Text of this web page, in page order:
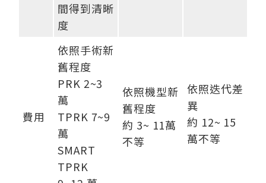
間得到清晰
度
費用
依照手術新
舊程度
PRK 2~3
萬
TPRK 7~9
萬
SMART
TPRK
依照機型新
舊程度
約 3~ 11萬
不等
依照迭代差
異
約 12~ 15
萬不等